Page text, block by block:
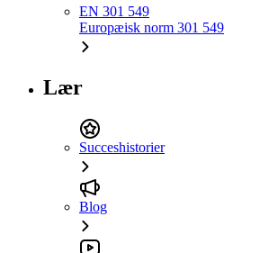
EN 301 549
Europæisk norm 301 549
Lær
Succeshistorier
Blog